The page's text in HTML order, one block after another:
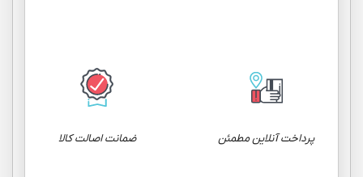
پرداخت آنلاین مطمئن ضمانت اصالت کالا